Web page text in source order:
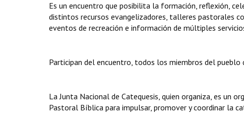
Es un encuentro que posibilita la formación, reflexión,
distintos recursos evangelizadores, talleres pastorales
eventos de recreación e información de múltiples
Participan del encuentro, todos los miembros del
La Junta Nacional de Catequesis, quien organiza, es un
Pastoral Bíblica para impulsar, promover y coordinar la